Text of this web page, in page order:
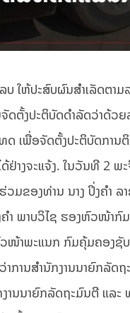
ໃຫ້ປະສົບຜົນສໍາເລັດຕາ
ຕັ້ງປະຕິບັດດໍາລັດວ່າດ້ວ
ດ ເພື່ອຈັດຕັ້ງປະຕິບັດກາ
າງຈະແຈ້ງ. ໃນວັນທີ 2
ວມຂອງທ່ານ ນາງ ປິ່ງຄໍາ
າ ພາບວິໄຊ ຮອງຫົວໜ້າກົ
າພະແນກ ກົມຄຸ້ມຄອງຊັ
າການສໍານັກງານນາຍົກ
ານນາຍົກລັດຖະມົນຕີ ແ